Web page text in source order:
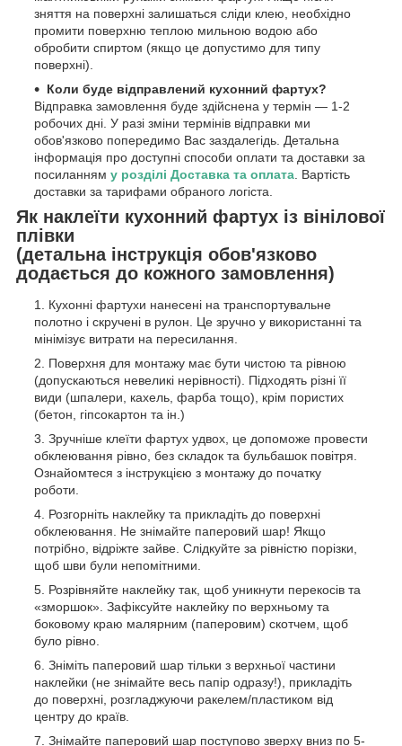
зняття на поверхні залишаться сліди клею, необхідно
промити поверхню теплою мильною водою або
обробити спиртом (якщо це допустимо для типу
поверхні).
Коли буде відправлений кухонний фартух?
Відправка замовлення буде здійснена у термін — 1-2
робочих дні. У разі зміни термінів відправки ми
обов'язково попередимо Вас заздалегідь. Детальна
інформація про доступні способи оплати та доставки за
посиланням у розділі Доставка та оплата . Вартість
доставки за тарифами обраного логіста.
Як наклеїти кухонний фартух із вінілової
плівки
(детальна інструкція обов'язково
додається до кожного замовлення)
Кухонні фартухи нанесені на транспортувальне
полотно і скручені в рулон. Це зручно у використанні та
мінімізує витрати на пересилання.
Поверхня для монтажу має бути чистою та рівною
(допускаються невеликі нерівності). Підходять різні її
види (шпалери, кахель, фарба тощо), крім пористих
(бетон, гіпсокартон та ін.)
Зручніше клеїти фартух удвох, це допоможе провести
обклеювання рівно, без складок та бульбашок повітря.
Ознайомтеся з інструкцією з монтажу до початку
роботи.
Розгорніть наклейку та прикладіть до поверхні
обклеювання. Не знімайте паперовий шар! Якщо
потрібно, відріжте зайве. Слідкуйте за рівністю порізки,
щоб шви були непомітними.
Розрівняйте наклейку так, щоб уникнути перекосів та
«зморшок». Зафіксуйте наклейку по верхньому та
боковому краю малярним (паперовим) скотчем, щоб
було рівно.
Зніміть паперовий шар тільки з верхньої частини
наклейки (не знімайте весь папір одразу!), прикладіть
до поверхні, розгладжуючи ракелем/пластиком від
центру до країв.
Знімайте паперовий шар поступово зверху вниз по 5-